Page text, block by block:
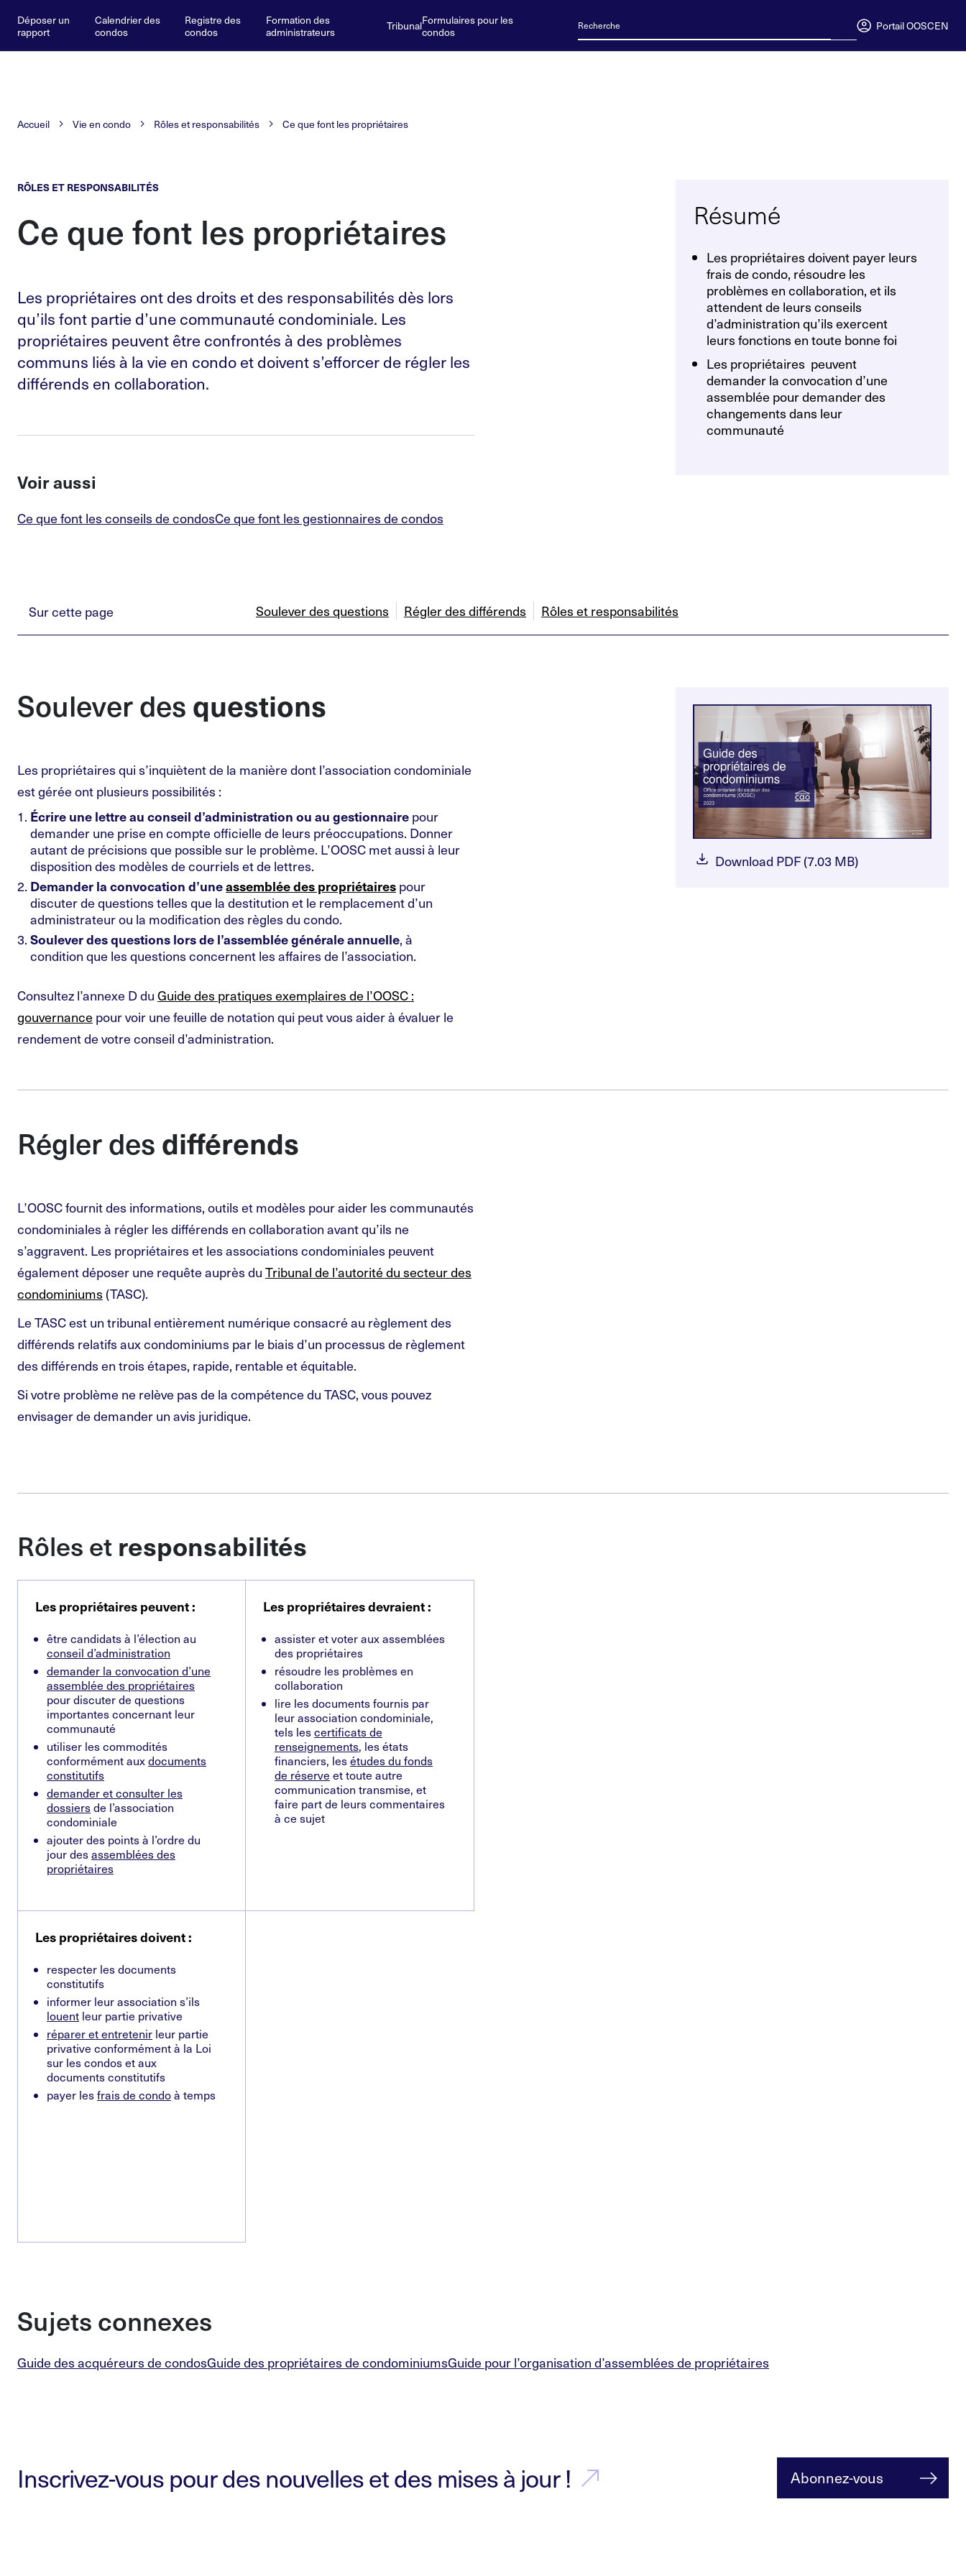
Déposer un
rapport
Calendrier des
condos
Registre des
condos
Formation des
administrateurs
TribunalFormulaires pour les
condos
Portail OOSCEN
Accueil Vie en condo Rôles et responsabilités Ce que font les propriétaires
RÔLES ET RESPONSABILITÉS
Ce que font les propriétaires
Les propriétaires ont des droits et des responsabilités dès lors
qu’ils font partie d’une communauté condominiale. Les
propriétaires peuvent être confrontés à des problèmes
communs liés à la vie en condo et doivent s’efforcer de régler les
différends en collaboration.
Voir aussi
Ce que font les conseils de condosCe que font les gestionnaires de condos
Résumé
Les propriétaires doivent payer leurs
frais de condo, résoudre les
problèmes en collaboration, et ils
attendent de leurs conseils
d’administration qu’ils exercent
leurs fonctions en toute bonne foi
Les propriétaires peuvent
demander la convocation d’une
assemblée pour demander des
changements dans leur
communauté
Sur cette page Soulever des questions Régler des différends Rôles et responsabilités
Soulever des questions
Les propriétaires qui s’inquiètent de la manière dont l’association condominiale
est gérée ont plusieurs possibilités :
Écrire une lettre au conseil d’administration ou au gestionnaire pour
demander une prise en compte officielle de leurs préoccupations. Donner
autant de précisions que possible sur le problème. L’OOSC met aussi à leur
disposition des modèles de courriels et de lettres.
Demander la convocation d’uneassemblée des propriétaires pour
discuter de questions telles que la destitution et le remplacement d’un
administrateur ou la modification des règles du condo.
Soulever des questions lors de l’assemblée générale annuelle, à
condition que les questions concernent les affaires de l’association.
Consultez l’annexe D du Guide des pratiques exemplaires de l’OOSC :
gouvernance pour voir une feuille de notation qui peut vous aider à évaluer le
rendement de votre conseil d’administration.
Download PDF (7.03 MB)
Régler des différends
L’OOSC fournit des informations, outils et modèles pour aider les communautés
condominiales à régler les différends en collaboration avant qu’ils ne
s’aggravent. Les propriétaires et les associations condominiales peuvent
également déposer une requête auprès du Tribunal de l’autorité du secteur des
condominiums (TASC).
Le TASC est un tribunal entièrement numérique consacré au règlement des
différends relatifs aux condominiums par le biais d’un processus de règlement
des différends en trois étapes, rapide, rentable et équitable.
Si votre problème ne relève pas de la compétence du TASC, vous pouvez
envisager de demander un avis juridique.
Rôles et responsabilités
Les propriétaires peuvent :
être candidats à l’élection au
conseil d’administration
demander la convocation d’une
assemblée des propriétaires
pour discuter de questions
importantes concernant leur
communauté
utiliser les commodités
conformément auxdocuments
constitutifs
demander et consulter les
dossiersde l’association
condominiale
ajouter des points à l’ordre du
jour desassemblées des
propriétaires
Les propriétaires devraient :
assister et voter aux assemblées
des propriétaires
résoudre les problèmes en
collaboration
lire les documents fournis par
leur association condominiale,
tels lescertificats de
renseignements, les états
financiers, lesétudes du fonds
de réserve et toute autre
communication transmise, et
faire part de leurs commentaires
à ce sujet
Les propriétaires doivent :
respecter les documents
constitutifs
informer leur association s’ils
louent leur partie privative
réparer et entretenir leur partie
privative conformément à la Loi
sur les condos et aux
documents constitutifs
payer lesfrais de condoà temps
Sujets connexes
Guide des acquéreurs de condosGuide des propriétaires de condominiumsGuide pour l’organisation d’assemblées de propriétaires
Inscrivez-vous pour des nouvelles et des mises à jour ! Abonnez-vous